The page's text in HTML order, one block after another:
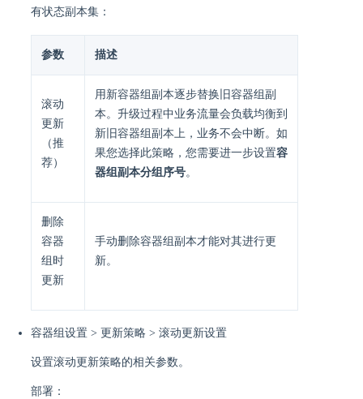
有状态副本集：
参数 描述
滚动
更新
（推
荐）
用新容器组副本逐步替换旧容器组副
本。升级过程中业务流量会负载均衡到
新旧容器组副本上，业务不会中断。如
果您选择此策略，您需要进一步设置容
器组副本分组序号。
删除
容器
组时
更新
手动删除容器组副本才能对其进行更
新。
容器组设置 > 更新策略 > 滚动更新设置
设置滚动更新策略的相关参数。
部署：